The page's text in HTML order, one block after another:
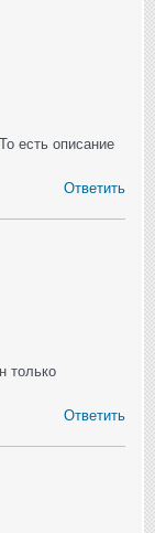
есть описание
Ответить
только
Ответить